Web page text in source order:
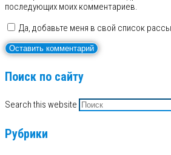
последующих моих комментариев.
Да, добавьте меня в свой список
Поиск по сайту
Search this website
Рубрики